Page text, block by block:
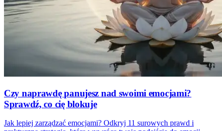
Czy naprawdę panujesz nad swoimi emocjami?
Sprawdź, co cię blokuje
Jak lepiej zarządzać emocjami? Odkryj 11 surowych prawd i